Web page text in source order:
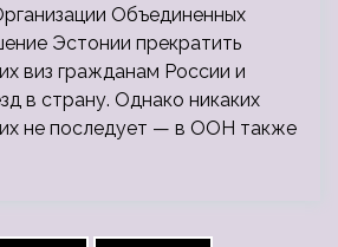
Объединенных
Эстонии прекратить
виз гражданам России и
в страну. Однако никаких
не последует — в ООН также